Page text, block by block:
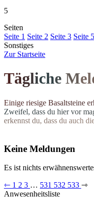
5
Seiten
Seite 1 Seite 2 Seite 3 Seite
Sonstiges
Zur Startseite
Tägliche Mel
Einige riesige Basaltsteine er
Zweifel, dass du hier vor ma
erkennst du, dass du auch di
Keine Meldungen
Es ist nichts
⇽ 1 2 3 … 531 532 533 ⇾
Anwesenheitsliste